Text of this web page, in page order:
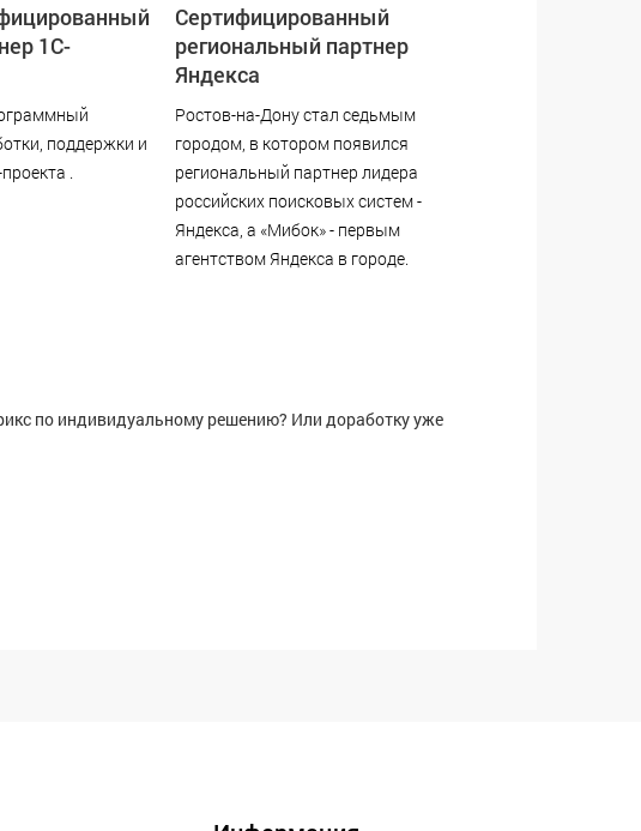
1С-
поддержки и
.
Сертифицированный
региональный партнер
Яндекса
Ростов-на-Дону стал седьмым
городом, в котором появился
региональный партнер лидера
российских поисковых систем -
Яндекса, а «Мибок» - первым
агентством Яндекса в городе.
по индивидуальному решению? Или доработку уже